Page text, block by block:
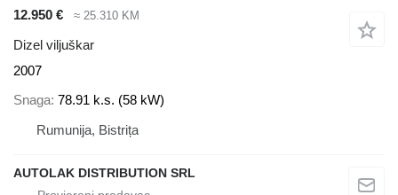
12.950 €
≈ 25.310 KM
Dizel viljuškar
2007
Snaga 78.91 k.s. (58 kW)
Rumunija, Bistrița
AUTOLAK DISTRIBUTION SRL